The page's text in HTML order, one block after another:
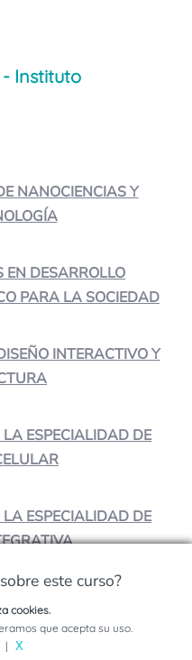
- Instituto
NANOCIENCIAS Y
EN DESARROLLO
PARA LA SOCIEDAD
INTERACTIVO Y
ESPECIALIDAD DE
ESPECIALIDAD DE
este curso?
este programa
cookies.
que acepta su uso.
| X